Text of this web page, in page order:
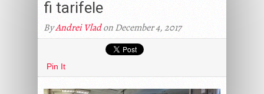
fi tarifele
ByAndrei Vladon December 4, 2017
Pin It